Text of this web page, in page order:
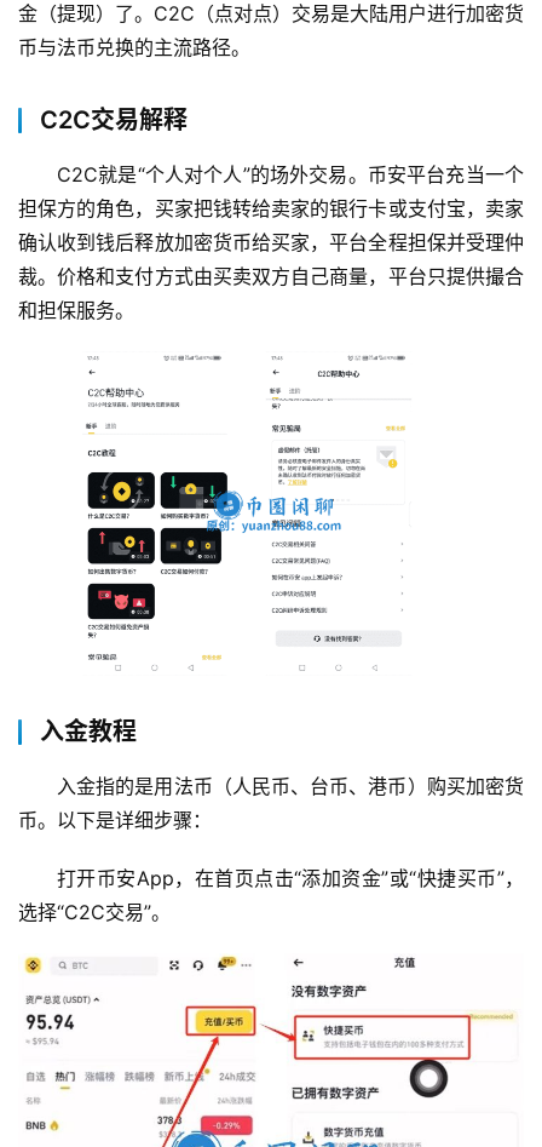
金（提现）了。C2C（点对点）交易是大陆用户进行加密货
币与法币兑换的主流路径。
C2C交易解释
C2C就是“个人对个人”的场外交易。币安平台充当一个
担保方的角色，买家把钱转给卖家的银行卡或支付宝，卖家
确认收到钱后释放加密货币给买家，平台全程担保并受理仲
裁。价格和支付方式由买卖双方自己商量，平台只提供撮合
和担保服务。
入金教程
入金指的是用法币（人民币、台币、港币）购买加密货
币。以下是详细步骤：
打开币安App，在首页点击“添加资金”或“快捷买币”，
选择“C2C交易”。